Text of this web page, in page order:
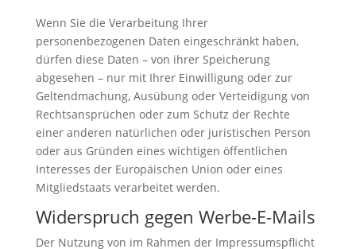
Wenn Sie die Verarbeitung Ihrer
personenbezogenen Daten eingeschränkt haben,
dürfen diese Daten – von ihrer Speicherung
abgesehen – nur mit Ihrer Einwilligung oder zur
Geltendmachung, Ausübung oder Verteidigung von
Rechtsansprüchen oder zum Schutz der Rechte
einer anderen natürlichen oder juristischen Person
oder aus Gründen eines wichtigen öffentlichen
Interesses der Europäischen Union oder eines
Mitgliedstaats verarbeitet werden.
Widerspruch gegen Werbe-E-Mails
Der Nutzung von im Rahmen der Impressumspflicht